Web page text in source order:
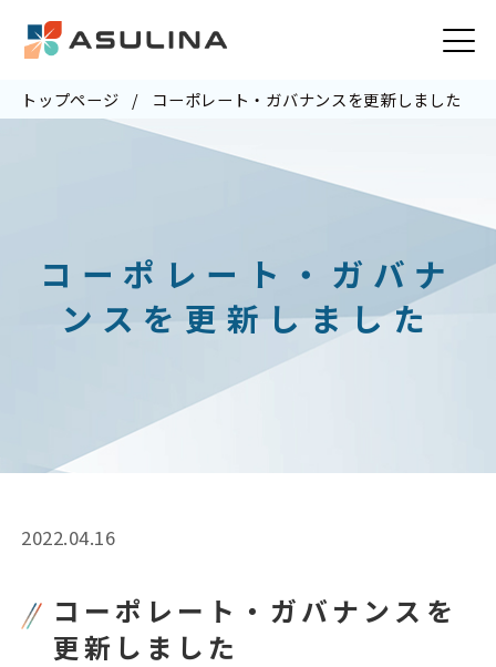
トップページ コーポレート・ガバナンスを更新しました
コーポレート・ガバナ
ンスを更新しました
2022.04.16
コーポレート・ガバナンスを
更新しました